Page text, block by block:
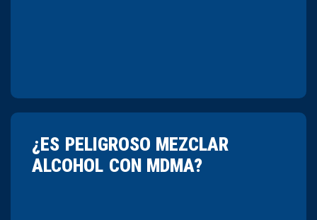
¿ES PELIGROSO MEZCLAR
ALCOHOL CON MDMA?